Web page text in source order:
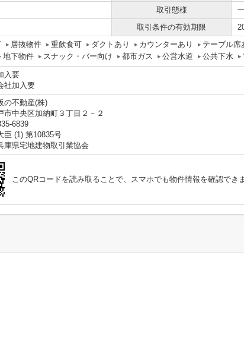
取引態様
取引条件の有効期限
居抜物件 重飲食可 ダクトあり カウンターあり
テーブル席
地下物件 スナック・バー向け 都市ガス 公営水道 公共下水
入要
社加入要
の不動産(株)
市中央区加納町３丁目２－２
6839
臣 (1) 第10835号
庫県宅地建物取引業協会
このQRコードを読み取ることで、スマホでも物件情報を確認でき